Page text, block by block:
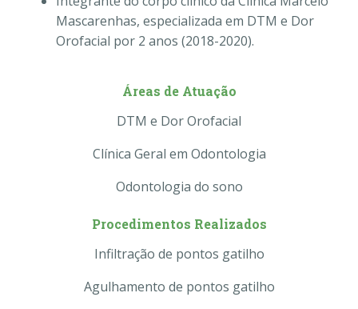
Mascarenhas, especializada em DTM e Dor
Orofacial por 2 anos (2018-2020).
Áreas de Atuação
DTM e Dor Orofacial
Clínica Geral em Odontologia
Odontologia do sono
Procedimentos Realizados
Infiltração de pontos gatilho
Agulhamento de pontos gatilho